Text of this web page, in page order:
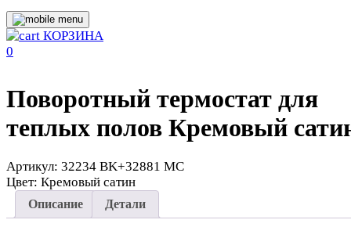
КОРЗИНА
0
Поворотный термостат для
теплых полов Кремовый
Артикул: 32234 BK+32881 MC
Цвет: Кремовый сатин
Описание Детали